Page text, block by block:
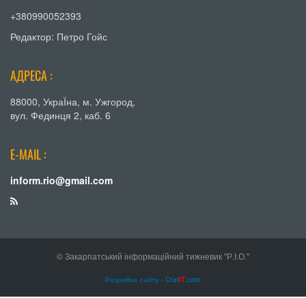
+380990052393
Редактор: Петро Гойс
АДРЕСА :
88000, УкраЇна, м. Ужгород,
вул. Фединця 2, каб. 6
E-MAIL :
inform.rio@gmail.com
© Закарпатський інформаційний тижневик "Р.І.О."
Розробка сайту - CrafIT.com